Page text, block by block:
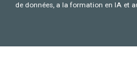
de données, a la formation en IA et